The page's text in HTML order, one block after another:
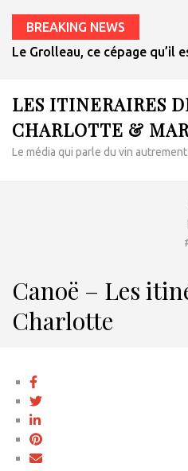
BREAKING NEWS
Le Grolleau, ce cépage qu’il
LES ITINERAIRES
CHARLOTTE &
Le média qui parle du vin autrement.
Canoë – Les
Charlotte